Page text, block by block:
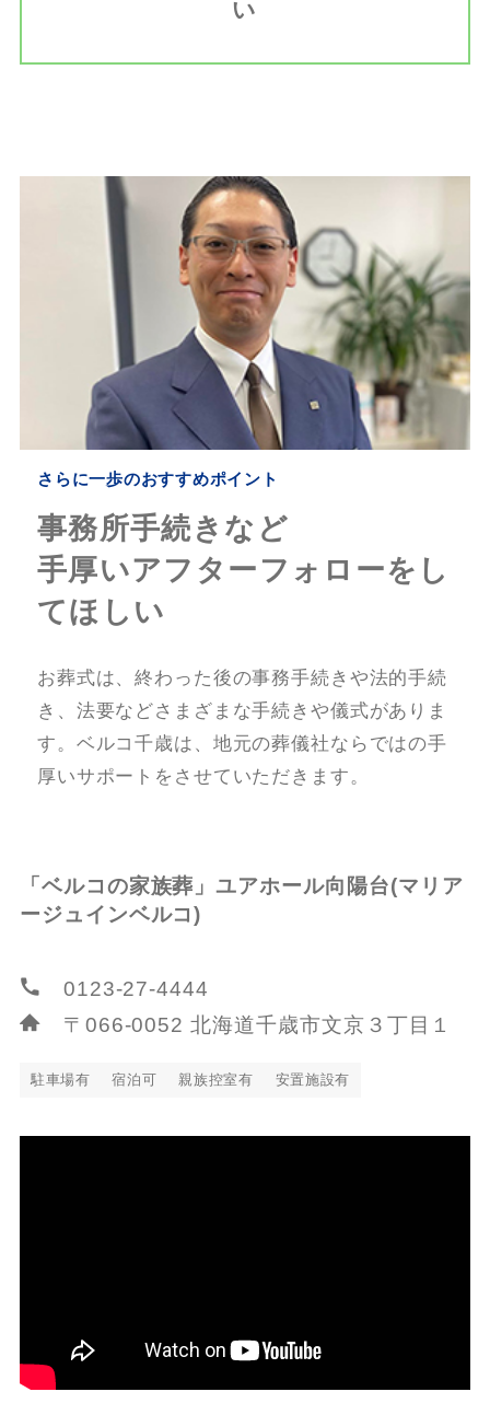
い
さらに一歩のおすすめポイント
事務所手続きなど
手厚いアフターフォローをし
てほしい
お葬式は、終わった後の事務手続きや法的手続
き、法要などさまざまな手続きや儀式がありま
す。ベルコ千歳は、地元の葬儀社ならではの手
厚いサポートをさせていただきます。
「ベルコの家族葬」ユアホール向陽台(マリア
ージュインベルコ)
0123-27-4444
〒066-0052 北海道千歳市文京３丁目１
駐車場有 宿泊可 親族控室有 安置施設有